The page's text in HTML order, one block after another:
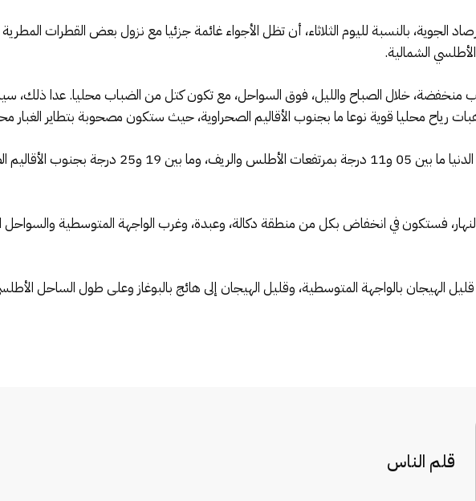
الجوية، بالنسبة لليوم الثلاثاء، أن تظل الأجواء غائمة جزئيا مع نزول بعض القطرات
الشمالية.
خلال الصباح والليل، فوق السواحل، مع تكون كتل من الضباب محليا. عدا ذلك،
رياح محليا قوية نوعا ما بجنوب الأقاليم الصحراوية، حيث ستكون مصحوبة بتطاير الغبار
النهار، فستكون في انخفاض بكل من منطقة دكالة، وعبدة، وغرب الواجهة المتوسطية
الهيجان بالواجهة المتوسطية، وقليل الهيجان إلى هائج بالبوغاز وعلى طول الساحل
قلم الناس